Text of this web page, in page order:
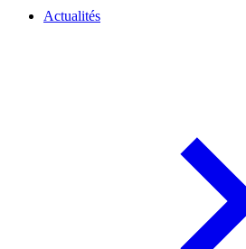
Actualités